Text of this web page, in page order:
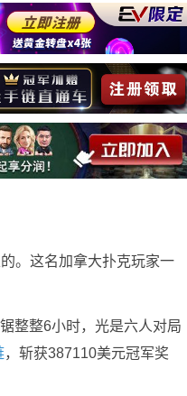
。这名加拿大扑克玩家一
整整6小时，光是六人对局
，斩获387110美元冠军奖